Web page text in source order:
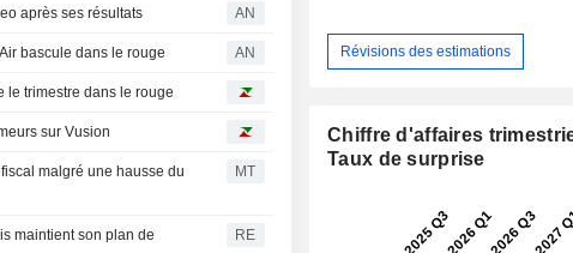
après ses résultats AN
bascule dans le rouge AN
le trimestre dans le rouge
sur Vusion
malgré une hausse du
MT
maintient son plan de
RE
Révisions des estimations
Chiffre d'affaires
Taux de surprise